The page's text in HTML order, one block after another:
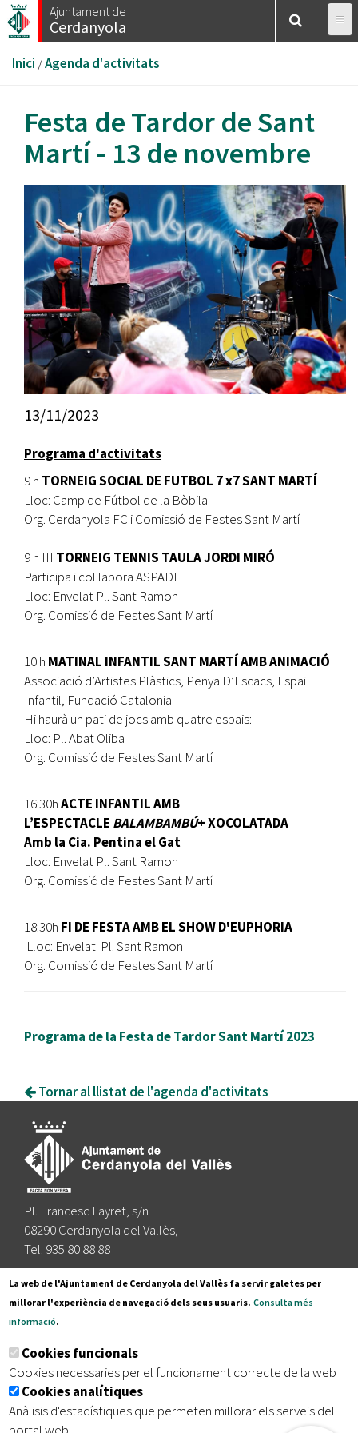
Vés
al
Ajuntament de
Cerdanyola
Esteu
aquí
Inici /Agenda d'activitats
Festa de Tardor de Sant
Martí - 13 de novembre
13/11/2023
Programa d'activitats
9 h TORNEIG SOCIAL DE FUTBOL 7 x7 SANT MARTÍ
Lloc: Camp de Fútbol de la Bòbila
Org. Cerdanyola FC i Comissió de Festes Sant Martí
9 h III TORNEIG TENNIS TAULA JORDI MIRÓ
Participa i col·labora ASPADI
Lloc: Envelat Pl. Sant Ramon
Org. Comissió de Festes Sant Martí
10 h MATINAL INFANTIL SANT MARTÍ AMB ANIMACIÓ
Associació d’Artistes Plàstics, Penya D’Escacs, Espai
Infantil, Fundació Catalonia
Hi haurà un pati de jocs amb quatre espais:
Lloc: Pl. Abat Oliba
Org. Comissió de Festes Sant Martí
16:30hACTE INFANTIL AMB
L’ESPECTACLE BALAMBAMBÚ+ XOCOLATADA
Amb la Cia. Pentina el Gat
Lloc: Envelat Pl. Sant Ramon
Org. Comissió de Festes Sant Martí
18:30h FI DE FESTA AMB EL SHOW D'EUPHORIA
Lloc: Envelat Pl. Sant Ramon
Org. Comissió de Festes Sant Martí
Programa de la Festa de Tardor Sant Martí 2023
Tornar al llistat de l'agenda d'activitats
Pl. Francesc Layret, s/n
08290 Cerdanyola del Vallès,
Tel. 935 80 88 88
Segueix-nos a:
Subscriu-te al nostre butlletí
Inici | Avís legal | Protecció de dades
| Accessibilitat
La web de l'Ajuntament de Cerdanyola del Vallès fa servir galetes per
millorar l'experiència de navegació dels seus usuaris. Consulta més
informació.
Cookies funcionals
Cookies necessaries per el funcionament correcte de la web
Cookies analítiques
Anàlisis d'estadístiques que permeten millorar els serveis del